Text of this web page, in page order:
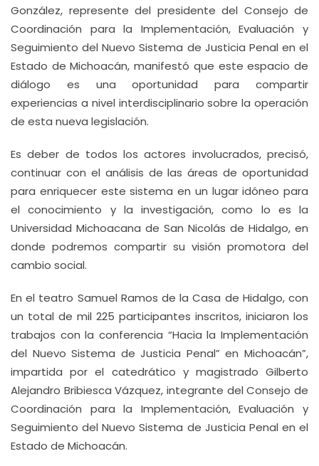
González, represente del presidente del Consejo de
Coordinación para la Implementación, Evaluación y
Seguimiento del Nuevo Sistema de Justicia Penal en el
Estado de Michoacán, manifestó que este espacio de
diálogo es una oportunidad para compartir
experiencias a nivel interdisciplinario sobre la operación
de esta nueva legislación.
Es deber de todos los actores involucrados, precisó,
continuar con el análisis de las áreas de oportunidad
para enriquecer este sistema en un lugar idóneo para
el conocimiento y la investigación, como lo es la
Universidad Michoacana de San Nicolás de Hidalgo, en
donde podremos compartir su visión promotora del
cambio social.
En el teatro Samuel Ramos de la Casa de Hidalgo, con
un total de mil 225 participantes inscritos, iniciaron los
trabajos con la conferencia “Hacia la Implementación
del Nuevo Sistema de Justicia Penal” en Michoacán”,
impartida por el catedrático y magistrado Gilberto
Alejandro Bribiesca Vázquez, integrante del Consejo de
Coordinación para la Implementación, Evaluación y
Seguimiento del Nuevo Sistema de Justicia Penal en el
Estado de Michoacán.